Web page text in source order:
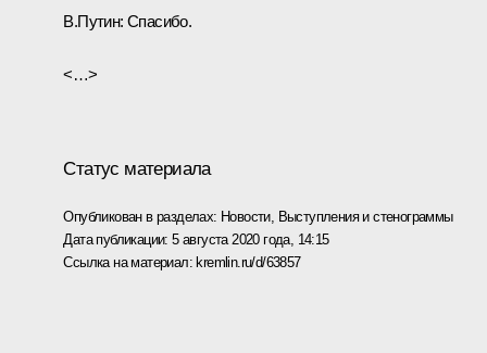
В.Путин: Спасибо.
<…>
Статус материала
Опубликован в разделах: Новости, Выступления и стенограммы
Дата публикации:5 августа 2020 года, 14:15
Ссылка на материал: kremlin.ru/d/63857